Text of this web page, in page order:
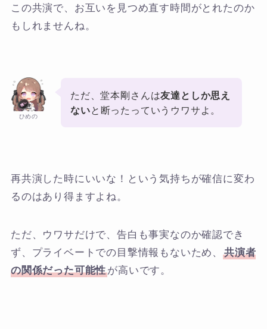
この共演で、お互いを見つめ直す時間がとれたのか
もしれませんね。
ひめの
ただ、堂本剛さんは友達としか思え
ないと断ったっていうウワサよ。
再共演した時にいいな！という気持ちが確信に変わ
るのはあり得ますよね。
ただ、ウワサだけで、告白も事実なのか確認でき
ず、プライベートでの目撃情報もないため、共演者
の関係だった可能性が高いです。